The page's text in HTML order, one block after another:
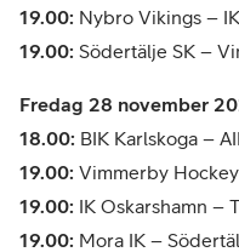
19.00: Nybro Vikings –
19.00: Södertälje SK –
Fredag 28 november
18.00: BIK Karlskoga –
19.00: Vimmerby
19.00: IK Oskarshamn –
19.00: Mora IK –